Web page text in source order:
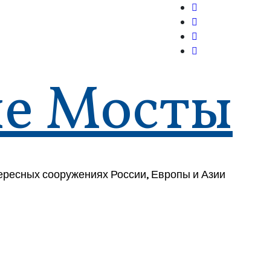
Мосты
сооружениях России, Европы и Азии